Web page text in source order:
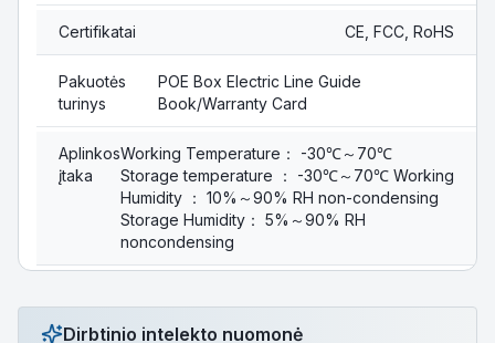
Certifikatai CE, FCC, RoHS
Pakuotės
turinys
POE Box Electric Line Guide
Book/Warranty Card
Aplinkos
įtaka
Working Temperature： -30℃～70℃
Storage temperature ： -30℃～70℃ Working
Humidity ： 10%～90% RH non-condensing
Storage Humidity： 5%～90% RH
noncondensing
Dirbtinio intelekto nuomonė